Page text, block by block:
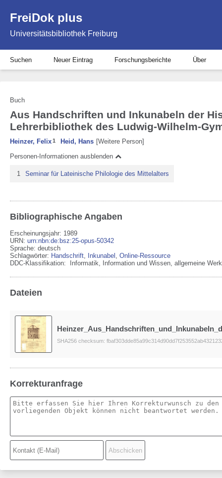
FreiDok plus
Universitätsbibliothek Freiburg
Suchen Neuer Eintrag Forschungsberichte Über
Buch
Aus Handschriften und Inkunabeln der
Lehrerbibliothek des Ludwig-Wilhelm-
Heinzer, Felix1 Heid, Hans [Weitere Person]
Personen-Informationen ausblenden
1 Seminar für Lateinische Philologie des Mittelalters
Bibliographische Angaben
Erscheinungsjahr: 1989
URN: urn:nbn:de:bsz:25-opus-50342
Sprache: deutsch
Schlagwörter: Handschrift, Inkunabel , Online-Ressource
DDC-Klassifikation:
Informatik, Information und Wissen, allgemeine
Dateien
SHA256 checksum:
Korrekturanfrage